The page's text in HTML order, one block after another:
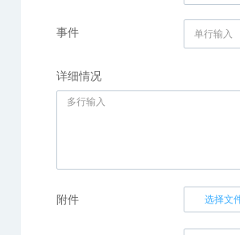
事件
详细情况
附件 选择文